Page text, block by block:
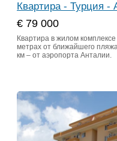
Квартира - Турция -
€ 79 000
Квартира в жилом
метрах от ближайшего
км – от аэропорта Анталии.